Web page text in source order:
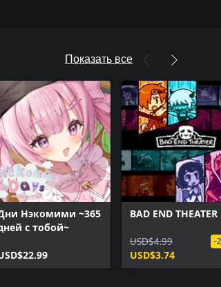
Показать все
Нэкомими ~365
с тобой~
BAD END THEATER
USD$4.99
USD$3.74
-